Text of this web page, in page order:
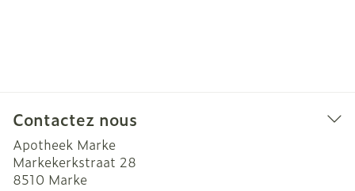
Contactez nous
Apotheek Marke
Markekerkstraat 28
8510 Marke